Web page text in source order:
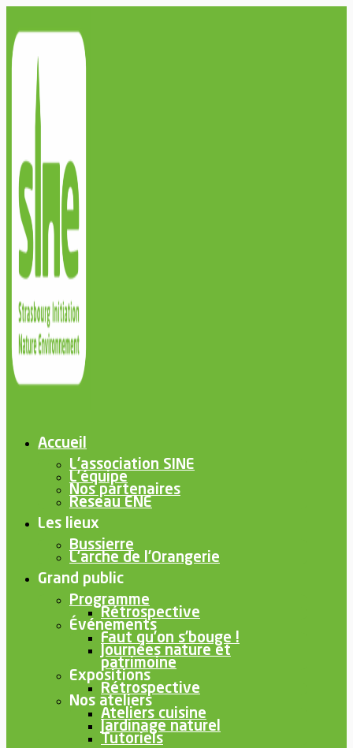
Accueil
L’association SINE
L’équipe
Nos partenaires
Reseau ENE
Les lieux
Bussierre
L’arche de l’Orangerie
Grand public
Programme
Rétrospective
Événements
Faut qu’on s’bouge !
Journées nature et
patrimoine
Expositions
Rétrospective
Nos ateliers
Ateliers cuisine
Jardinage naturel
Tutoriels